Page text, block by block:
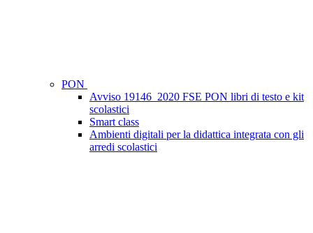
PON
Avviso 19146_2020 FSE PON libri di testo e kit
scolastici
Smart class
Ambienti digitali per la didattica integrata con gli
arredi scolastici